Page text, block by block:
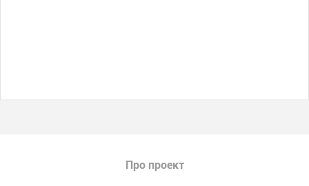
Про проект